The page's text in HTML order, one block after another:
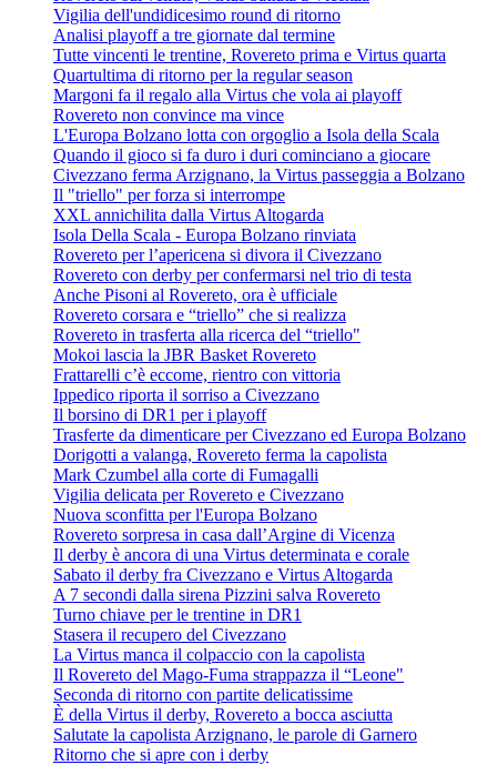
Vigilia dell'undidicesimo round di ritorno
Analisi playoff a tre giornate dal termine
Tutte vincenti le trentine, Rovereto prima e Virtus quarta
Quartultima di ritorno per la regular season
Margoni fa il regalo alla Virtus che vola ai playoff
Rovereto non convince ma vince
L'Europa Bolzano lotta con orgoglio a Isola della Scala
Quando il gioco si fa duro i duri cominciano a giocare
Civezzano ferma Arzignano, la Virtus passeggia a Bolzano
Il "triello" per forza si interrompe
XXL annichilita dalla Virtus Altogarda
Isola Della Scala - Europa Bolzano rinviata
Rovereto per l’apericena si divora il Civezzano
Rovereto con derby per confermarsi nel trio di testa
Anche Pisoni al Rovereto, ora è ufficiale
Rovereto corsara e “triello” che si realizza
Rovereto in trasferta alla ricerca del “triello"
Mokoi lascia la JBR Basket Rovereto
Frattarelli c’è eccome, rientro con vittoria
Ippedico riporta il sorriso a Civezzano
Il borsino di DR1 per i playoff
Trasferte da dimenticare per Civezzano ed Europa Bolzano
Dorigotti a valanga, Rovereto ferma la capolista
Mark Czumbel alla corte di Fumagalli
Vigilia delicata per Rovereto e Civezzano
Nuova sconfitta per l'Europa Bolzano
Rovereto sorpresa in casa dall’Argine di Vicenza
Il derby è ancora di una Virtus determinata e corale
Sabato il derby fra Civezzano e Virtus Altogarda
A 7 secondi dalla sirena Pizzini salva Rovereto
Turno chiave per le trentine in DR1
Stasera il recupero del Civezzano
La Virtus manca il colpaccio con la capolista
Il Rovereto del Mago-Fuma strappazza il “Leone"
Seconda di ritorno con partite delicatissime
È della Virtus il derby, Rovereto a bocca asciutta
Salutate la capolista Arzignano, le parole di Garnero
Ritorno che si apre con i derby